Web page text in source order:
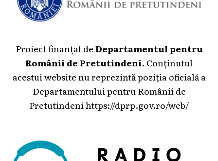
Proiect finanțat deDepartamentul pentru
Românii de Pretutindeni. Conținutul
acestui website nu reprezintă poziția oficială a
Departamentului pentru Românii de
Pretutindeni https://dprp.gov.ro/web/